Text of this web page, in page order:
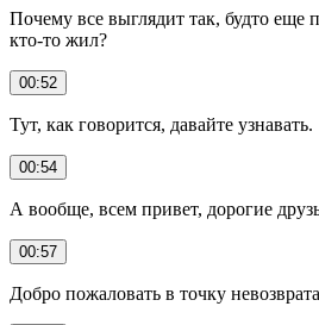
Почему все выглядит так, будто еще
кто-то жил?
00:52
Тут, как говорится, давайте узнавать.
00:54
А вообще, всем привет, дорогие
00:57
Добро пожаловать в точку